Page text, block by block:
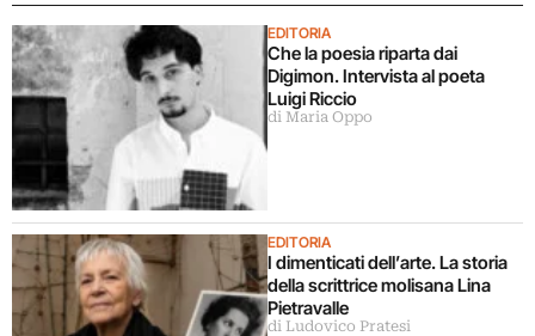
EDITORIA
Che la poesia riparta dai
Digimon. Intervista al poeta
Luigi Riccio
di Maria Oppo
EDITORIA
I dimenticati dell’arte. La storia
della scrittrice molisana Lina
Pietravalle
di Ludovico Pratesi